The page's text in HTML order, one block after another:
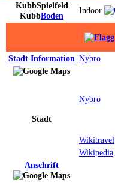
KubbSpielfeld
KubbBoden
Indoor
Stadt Information Nybro
Stadt
Nybro
Wikitravel
Wikipedia
Anschrift